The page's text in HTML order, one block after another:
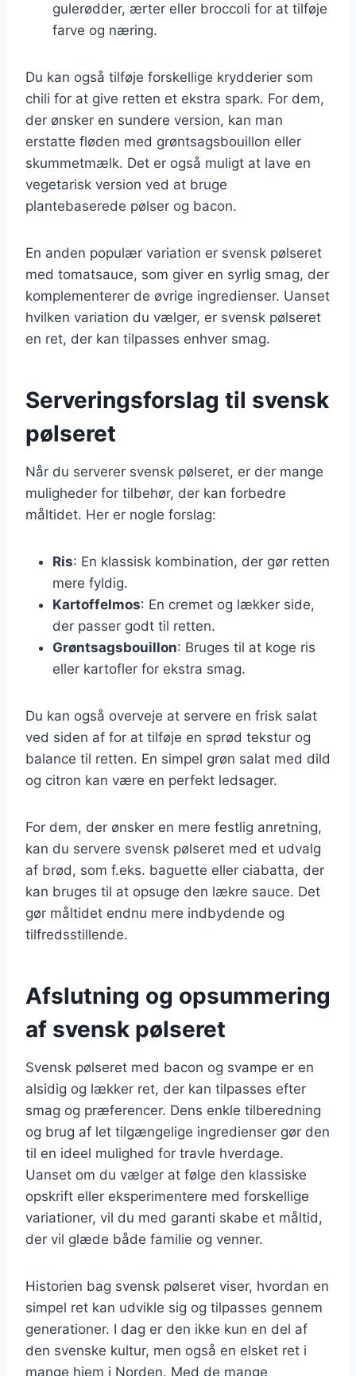
gulerødder, ærter eller broccoli for at tilføje
farve og næring.
Du kan også tilføje forskellige krydderier som
chili for at give retten et ekstra spark. For dem,
der ønsker en sundere version, kan man
erstatte fløden med grøntsagsbouillon eller
skummetmælk. Det er også muligt at lave en
vegetarisk version ved at bruge
plantebaserede pølser og bacon.
En anden populær variation er svensk pølseret
med tomatsauce, som giver en syrlig smag, der
komplementerer de øvrige ingredienser. Uanset
hvilken variation du vælger, er svensk pølseret
en ret, der kan tilpasses enhver smag.
Serveringsforslag til svensk
pølseret
Når du serverer svensk pølseret, er der mange
muligheder for tilbehør, der kan forbedre
måltidet. Her er nogle forslag:
Ris: En klassisk kombination, der gør retten
mere fyldig.
Kartoffelmos: En cremet og lækker side,
der passer godt til retten.
Grøntsagsbouillon: Bruges til at koge ris
eller kartofler for ekstra smag.
Du kan også overveje at servere en frisk salat
ved siden af for at tilføje en sprød tekstur og
balance til retten. En simpel grøn salat med dild
og citron kan være en perfekt ledsager.
For dem, der ønsker en mere festlig anretning,
kan du servere svensk pølseret med et udvalg
af brød, som f.eks. baguette eller ciabatta, der
kan bruges til at opsuge den lækre sauce. Det
gør måltidet endnu mere indbydende og
tilfredsstillende.
Afslutning og opsummering
af svensk pølseret
Svensk pølseret med bacon og svampe er en
alsidig og lækker ret, der kan tilpasses efter
smag og præferencer. Dens enkle tilberedning
og brug af let tilgængelige ingredienser gør den
til en ideel mulighed for travle hverdage.
Uanset om du vælger at følge den klassiske
opskrift eller eksperimentere med forskellige
variationer, vil du med garanti skabe et måltid,
der vil glæde både familie og venner.
Historien bag svensk pølseret viser, hvordan en
simpel ret kan udvikle sig og tilpasses gennem
generationer. I dag er den ikke kun en del af
den svenske kultur, men også en elsket ret i
mange hjem i Norden. Med de mange